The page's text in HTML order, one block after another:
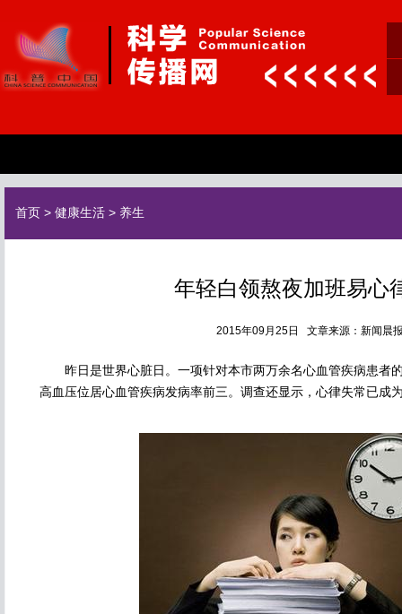
首页 > 健康生活 > 养生
年轻白领熬夜加班易心
2015年09月25日 文章来源：新闻晨
昨日是世界心脏日。一项针对本市两万余名心血管疾病患者
高血压位居心血管疾病发病率前三。调查还显示，心律失常已成